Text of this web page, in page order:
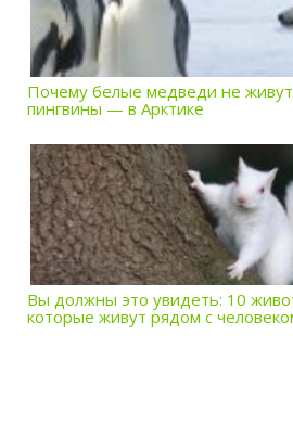
Почему белые медведи не живут
пингвины — в Арктике
Вы должны это увидеть: 10
которые живут рядом с